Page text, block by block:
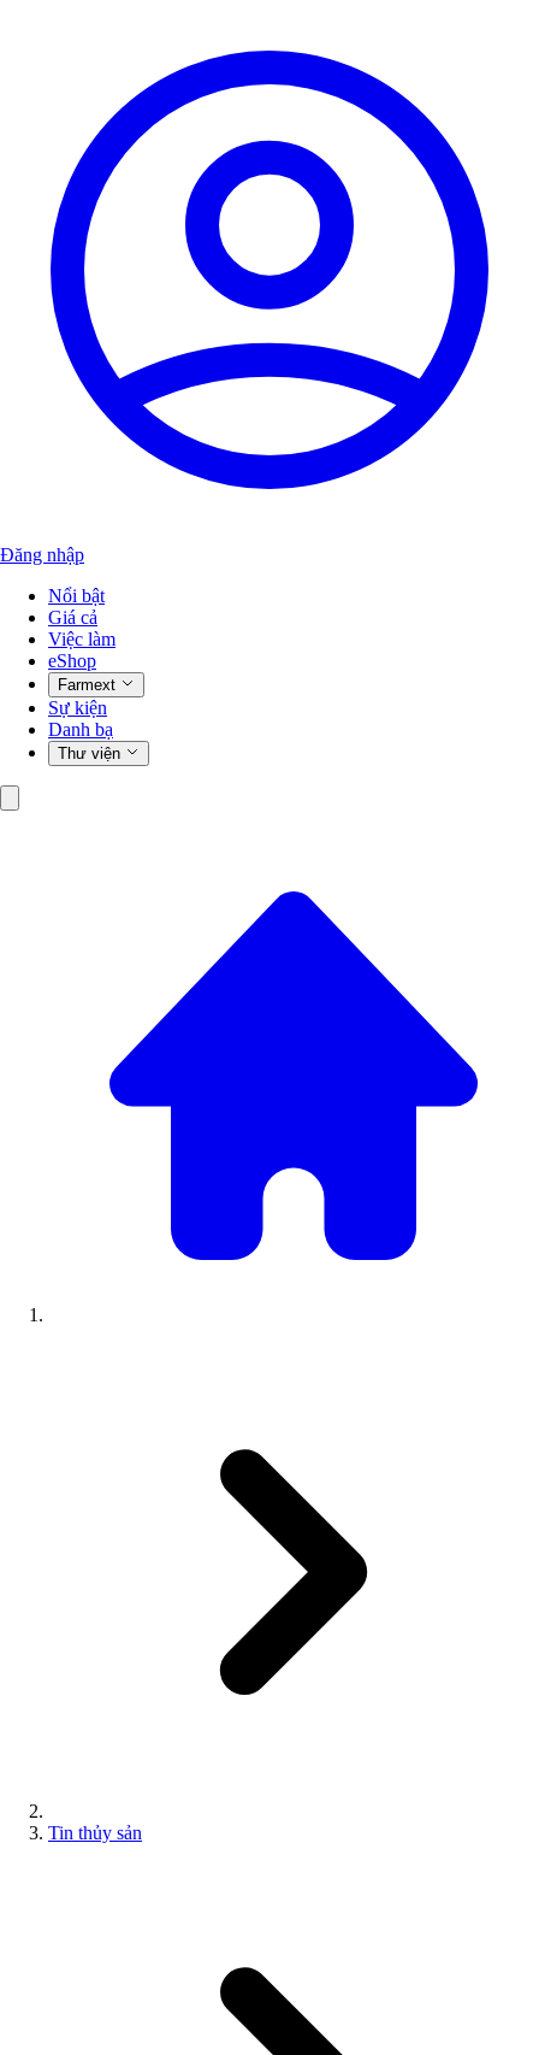
Đăng nhập
Nổi bật
Giá cả
Việc làm
eShop
Farmext
Sự kiện
Danh bạ
Thư viện
Tin thủy sản